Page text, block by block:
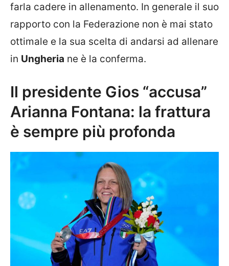
farla cadere in allenamento. In generale il suo
rapporto con la Federazione non è mai stato
ottimale e la sua scelta di andarsi ad allenare
in Ungheria ne è la conferma.
Il presidente Gios “accusa”
Arianna Fontana: la frattura
è sempre più profonda